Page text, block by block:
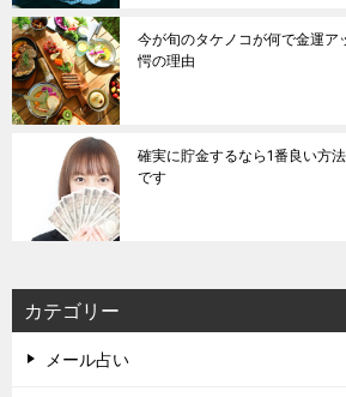
今が旬のタケノコが何で金運ア
愕の理由
確実に貯金するなら1番良い方
です
カテゴリー
メール占い